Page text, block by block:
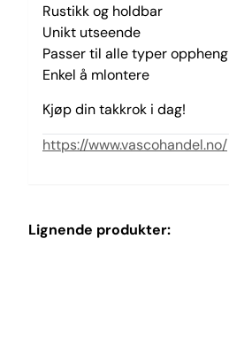
Rustikk og holdbar
Unikt utseende
Passer til alle typer oppheng
Enkel å mlontere
Kjøp din takkrok i dag!
https://www.vascohandel.no/
Lignende produkter: